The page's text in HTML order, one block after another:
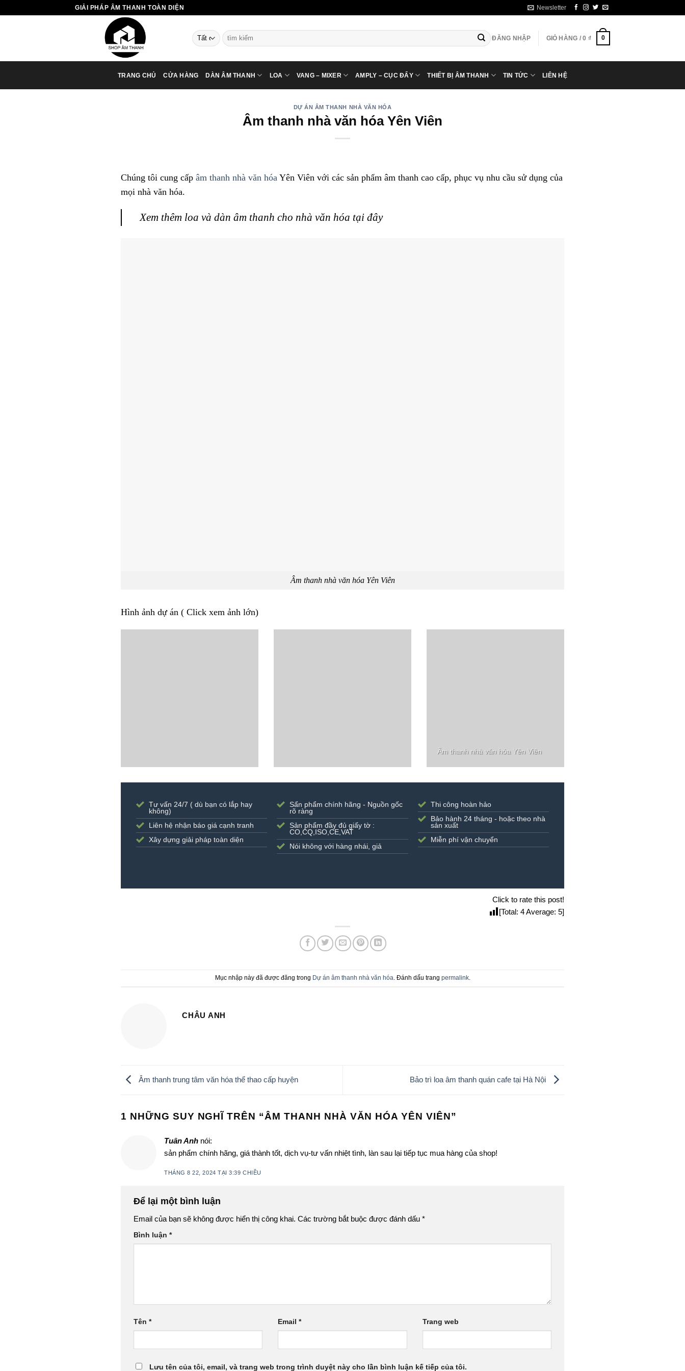
đến
GIẢI PHÁP ÂM THANH TOÀN DIỆN Newsletter
Tìm
kiếm:
ĐĂNG NHẬP GIỎ HÀNG /0 ₫ 0
TRANG CHỦ CỬA HÀNG DÀN ÂM THANH LOA VANG – MIXER AMPLY – CỤC ĐẨY THIẾT BỊ ÂM THANH TIN TỨC LIÊN HỆ
DỰ ÁN ÂM THANH NHÀ VĂN HÓA
Âm thanh nhà văn hóa Yên Viên
Chúng tôi cung cấp âm thanh nhà văn hóa Yên Viên với các sản phẩm âm thanh cao cấp, phục vụ nhu cầu sử dụng của
mọi nhà văn hóa.
Xem thêm loa và dàn âm thanh cho nhà văn hóa tại đây
Âm thanh nhà văn hóa Yên Viên
Hình ảnh dự án ( Click xem ảnh lớn)
Âm thanh nhà văn hóa Yên Viên
Tư vấn 24/7 ( dù bạn có lắp hay
không)
Liên hệ nhận báo giá cạnh tranh
Xây dựng giải pháp toàn diện
Sẩn phẩm chính hãng - Nguồn gốc
rõ ràng
Sản phẩm đầy đủ giấy tờ :
CO,CQ,ISO,CE,VAT
Nói không với hàng nhái, giả
Thi công hoàn hảo
Bảo hành 24 tháng - hoặc theo nhà
sản xuất
Miễn phí vận chuyển
Click to rate this post!
[Total: 4Average: 5]
Mục nhập này đã được đăng trong Dự án âm thanh nhà văn hóa. Đánh dấu trang permalink.
CHÂU ANH
Âm thanh trung tâm văn hóa thể thao cấp huyện Bảo trì loa âm thanh quán cafe tại Hà Nội
1 NHỮNG SUY NGHĨ TRÊN “ÂM THANH NHÀ VĂN HÓA YÊN VIÊN”
Tuân Anh nói:
sản phẩm chính hãng, giá thành tốt, dịch vụ-tư vấn nhiệt tình, làn sau lại tiếp tục mua hàng của shop!
THÁNG 8 22, 2024 TẠI 3:39 CHIỀU
Để lại một bình luận
Email của bạn sẽ không được hiển thị công khai. Các trường bắt buộc được đánh dấu *
Bình luận *
Tên * Email* Trang web
Lưu tên của tôi, email, và trang web trong trình duyệt này cho lần bình luận kế tiếp của tôi.